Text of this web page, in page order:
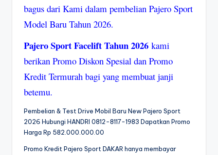
bagus dari Kami dalam pembelian Pajero Sport
Model Baru Tahun 2026.
Pajero Sport Facelift Tahun 2026 kami
berikan Promo Diskon Spesial dan Promo
Kredit Termurah bagi yang membuat janji
betemu.
Pembelian & Test Drive Mobil Baru New Pajero Sport
2026 Hubungi HANDRI 0812-8117-1983 Dapatkan Promo
Harga Rp 582.000.000.00
Promo Kredit Pajero Sport DAKAR hanya membayar